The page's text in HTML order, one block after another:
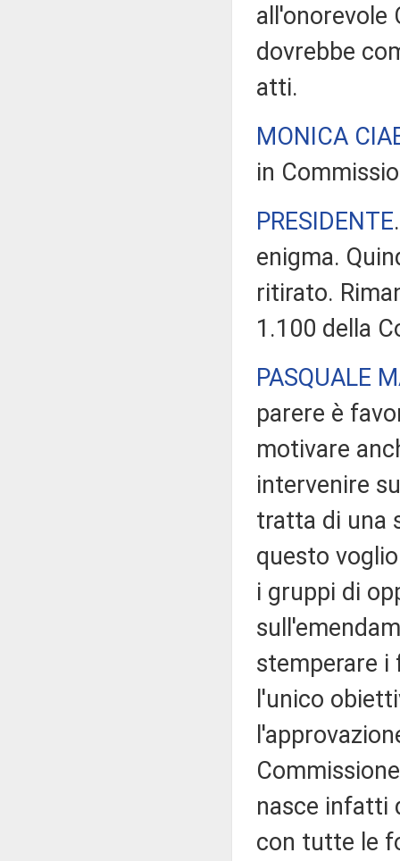
all'onorevole
dovrebbe
atti.
MONICA
in
PRESIDENTE
enigma.
ritirato.
1.100 della
PASQUALE
parere è
motivare
intervenire
tratta di una
questo
i gruppi di
stemperare i
l'unico
nasce infatti
con tutte le